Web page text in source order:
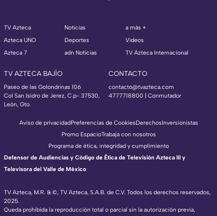
TV Azteca
Azteca UNO
Azteca 7
Noticias
Deportes
adn Noticias
a más +
Videos
TV Azteca Internacional
TV AZTECA BAJÍO
Paseo de las Golondrinas 106
Col San Isidro de Jerez, C.p- 37530,
León, Gto.
CONTACTO
contacto@tvazteca.com
4777718800 | Conmutador
TV Azteca, M.R. & ©, TV Azteca, S.A.B. de C.V. Todos los derechos reservados,
2025.
Queda prohibida la reproducción total o parcial sin la autorización previa,
Aviso de privacidadPreferencias de CookiesDerechosInversionistas
Promo EspacioTrabaja con nosotros
Programa de ética, integridad y cumplimiento
Defensor de Audiencias y Código de Ética de Televisión Azteca III y
Televisora del Valle de México